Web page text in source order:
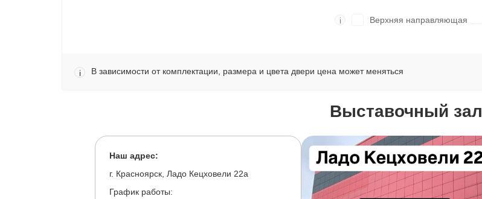
i Верхняя направляющая
i В зависимости от комплектации, размера и цвета двери цена может меняться
Выставочный зал
Наш адрес:
г. Красноярск, Ладо Кецховели 22а
График работы: